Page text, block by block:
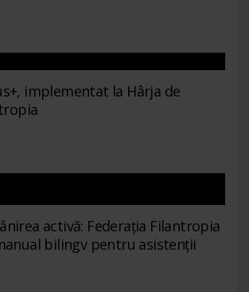
implementat la Hârja de
activă: Federația Filantropia
bilingv pentru asistenții